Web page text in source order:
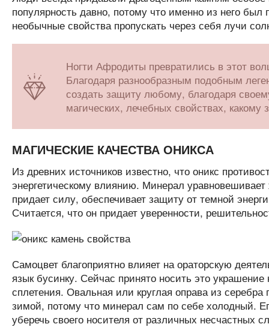
популярность давно, потому что именно из него
необычные свойства пропускать через себя лучи
Ногти Афродиты превратились в этот
Благодаря разнообразным подобным
создать защиту любому, благодаря
магических, лечебных свойствах, какому
МАГИЧЕСКИЕ КАЧЕСТВА ОНИКСА
Из древних источников известно, что оникс
энергетическому влиянию. Минерал
придает силу, обеспечивает защиту от темной
Считается, что он придает уверенности,
Самоцвет благоприятно влияет на ораторскую
язык бусинку. Сейчас принято носить это
сплетения. Овальная или круглая оправа из
зимой, потому что минерал сам по себе холодный.
уберечь своего носителя от различных несчастных